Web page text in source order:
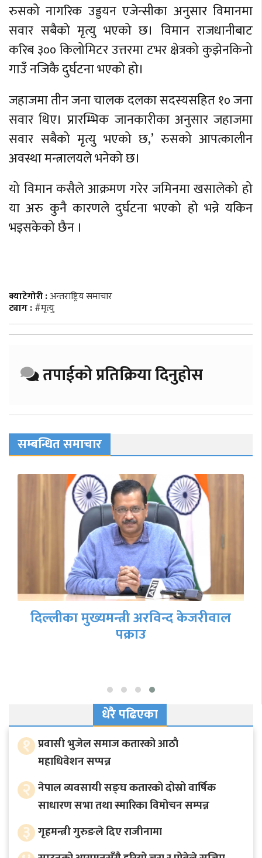
रुसको नागरिक उड्डयन एजेन्सीका अनुसार विमानमा
सवार सबैको मृत्यु भएको छ। विमान राजधानीबाट
करिब ३०० किलोमिटर उत्तरमा टभर क्षेत्रको कुझेनकिनो
गाउँ नजिकै दुर्घटना भएको हो।
जहाजमा तीन जना चालक दलका सदस्यसहित १० जना
सवार थिए। प्रारम्भिक जानकारीका अनुसार जहाजमा
सवार सबैको मृत्यु भएको छ,’ रुसको आपत्कालीन
अवस्था मन्त्रालयले भनेको छ।
यो विमान कसैले आक्रमण गरेर जमिनमा खसालेको हो
या अरु कुनै कारणले दुर्घटना भएको हो भन्ने यकिन
भइसकेको छैन ।
क्याटेगोरी :अन्तराष्ट्रिय समाचार
ट्याग :#मृत्यु
तपाईको प्रतिक्रिया दिनुहोस
सम्बन्धित समाचार
दिल्लीका मुख्यमन्त्री अरविन्द केजरीवाल
पक्राउ
धेरै पढिएका
१ प्रवासी भुजेल समाज कतारको आठाै
महाधिवेशन सप्पन्न
२ नेपाल व्यवसायी सङ्घ कतारको दोस्रो वार्षिक
साधारण सभा तथा स्मारिका विमोचन सम्पन्न
३ गृहमन्त्री गुरुङले दिए राजीनामा